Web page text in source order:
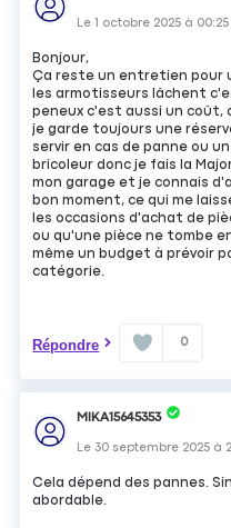
Le1 octobre 2025 à 00:25
Bonjour,
Ça reste un entretien pour
les armotisseurs lâchent
peneux c'est aussi un coût,
je garde toujours une
servir en cas de panne ou
bricoleur donc je fais la
mon garage et je connais
bon moment, ce qui me
les occasions d'achat de
ou qu'une pièce ne tombe
même un budget à prévoir
catégorie.
Répondre 0
MIKA15645353
Le 30 septembre 2025 à
Cela dépend des pannes.
abordable.